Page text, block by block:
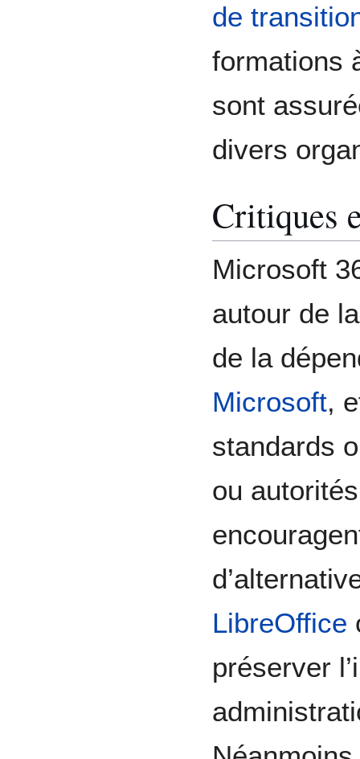
de
formations
sont
divers
Critiques
Microsoft
autour de
de la
Microsoft,
standards
ou
LibreOffice
préserver